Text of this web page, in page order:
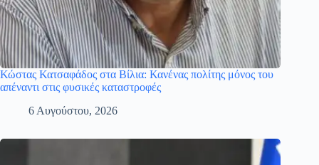
Κώστας Κατσαφάδος στα Βίλια: Κανένας πολίτης μόνος του
απέναντι στις φυσικές καταστροφές
6 Αυγούστου, 2026